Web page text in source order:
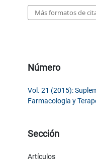
Más formatos de
Número
Vol. 21 (2015):
Farmacología y
Sección
Artículos